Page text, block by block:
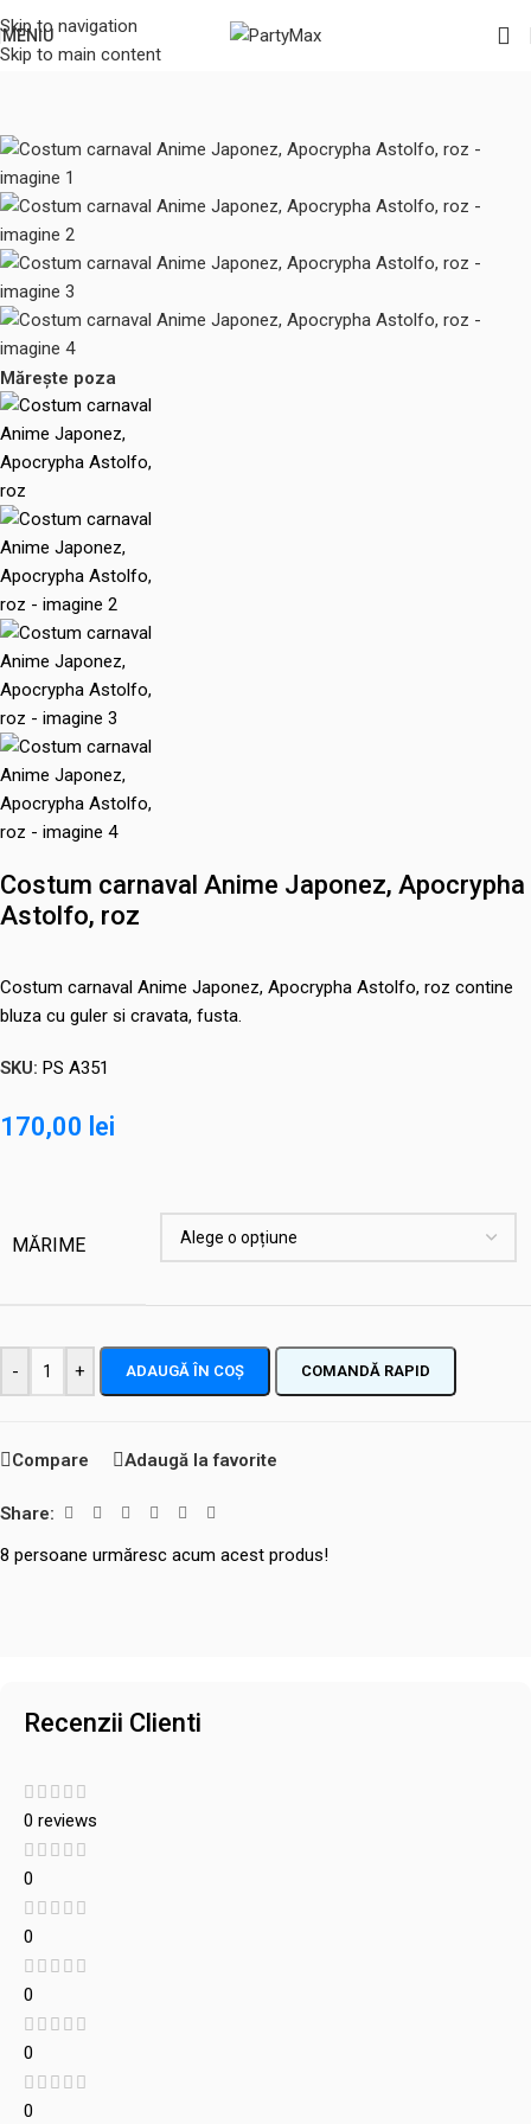
Skip to navigation
Skip to main content
MENIU
Prima pagină /Halloween
Mărește poza
Costum carnaval Anime Japonez, Apocrypha
Astolfo, roz
Costum carnaval Anime Japonez, Apocrypha Astolfo, roz contine
bluza cu guler si cravata, fusta.
SKU: PS A351
170,00 lei
MĂRIME
- + ADAUGĂ ÎN COȘ COMANDĂ RAPID
Compare Adaugă la favorite
Share:
8 persoane urmăresc acum acest produs!
Recenzii Clienti
0 reviews
0
0
0
0
0